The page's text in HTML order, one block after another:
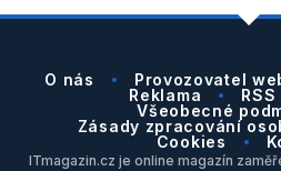
O nás Provozovatel
Reklama
Všeobecné
Zásady zpracování
Cookies
ITmagazin.cz je online magazín